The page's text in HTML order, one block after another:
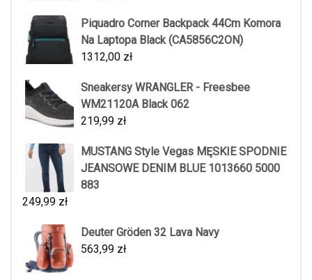
Piquadro Corner Backpack 44Cm Komora
Na Laptopa Black (CA5856C2ON)
1312,00 zł
Sneakersy WRANGLER - Freesbee
WM21120A Black 062
219,99 zł
MUSTANG Style Vegas MĘSKIE SPODNIE
JEANSOWE DENIM BLUE 1013660 5000
883
249,99 zł
Deuter Gröden 32 Lava Navy
563,99 zł